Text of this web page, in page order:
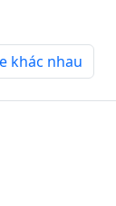
khác nhau